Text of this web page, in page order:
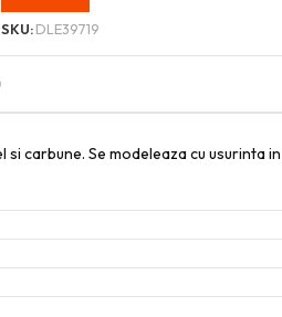
SKU:DLE39719
carbune. Se modeleaza cu usurinta